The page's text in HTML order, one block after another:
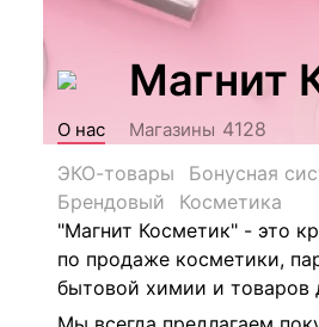
Магнит
О нас Магазины 4128
ЭКО-товары
Бонусная
Брендовый
Косметика
"Магнит Косметик" - это
по продаже косметики,
бытовой химии и товаров